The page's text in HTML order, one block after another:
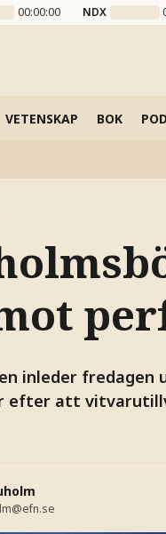
00:00:00 NDX
VETENSKAP BOK
inleder
efter att